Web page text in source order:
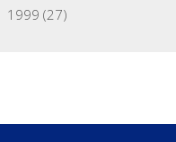
1999 (27)